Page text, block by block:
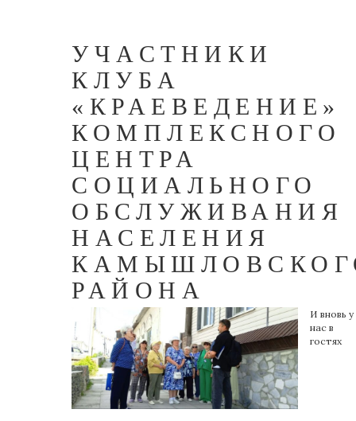
УЧАСТНИКИ
КЛУБА
«КРАЕВЕДЕНИЕ»
КОМПЛЕКСНОГО
ЦЕНТРА
СОЦИАЛЬНОГО
ОБСЛУЖИВАНИЯ
НАСЕЛЕНИЯ
РАЙОНА
И вновь у
нас в
гостях